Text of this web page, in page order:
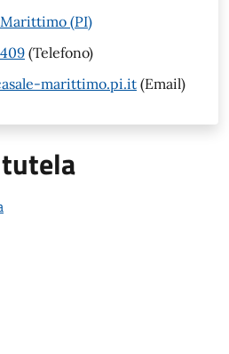
(PI)
(Telefono)
marittimo.pi.it (Email)